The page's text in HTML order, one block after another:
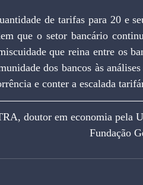
que o setor bancário
que reina entre os
dos bancos às
e conter a escalada
doutor em economia pela
Fundação